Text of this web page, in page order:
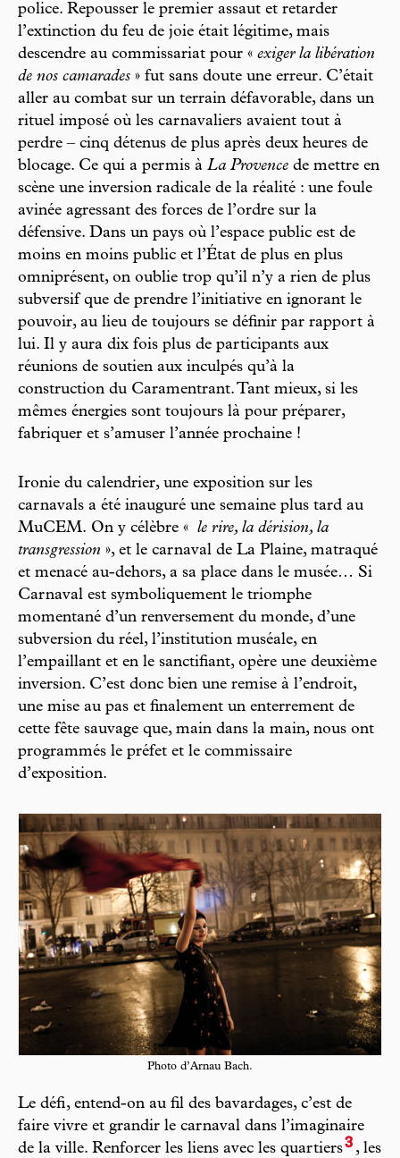
police. Repousser le premier assaut et retarder
l’extinction du feu de joie était légitime, mais
descendre au commissariat pour « exiger la libération
de nos camarades » fut sans doute une erreur. C’était
aller au combat sur un terrain défavorable, dans un
rituel imposé où les carnavaliers avaient tout à
perdre – cinq détenus de plus après deux heures de
blocage. Ce qui a permis à La Provence de mettre en
scène une inversion radicale de la réalité : une foule
avinée agressant des forces de l’ordre sur la
défensive. Dans un pays où l’espace public est de
moins en moins public et l’État de plus en plus
omniprésent, on oublie trop qu’il n’y a rien de plus
subversif que de prendre l’initiative en ignorant le
pouvoir, au lieu de toujours se définir par rapport à
lui. Il y aura dix fois plus de participants aux
réunions de soutien aux inculpés qu’à la
construction du Caramentrant. Tant mieux, si les
mêmes énergies sont toujours là pour préparer,
fabriquer et s’amuser l’année prochaine !
Ironie du calendrier, une exposition sur les
carnavals a été inauguré une semaine plus tard au
MuCEM. On y célèbre « le rire, la dérision, la
transgression », et le carnaval de La Plaine, matraqué
et menacé au-dehors, a sa place dans le musée… Si
Carnaval est symboliquement le triomphe
momentané d’un renversement du monde, d’une
subversion du réel, l’institution muséale, en
l’empaillant et en le sanctifiant, opère une deuxième
inversion. C’est donc bien une remise à l’endroit,
une mise au pas et finalement un enterrement de
cette fête sauvage que, main dans la main, nous ont
programmés le préfet et le commissaire
d’exposition.
Photo d’Arnau Bach.
Le défi, entend-on au fil des bavardages, c’est de
faire vivre et grandir le carnaval dans l’imaginaire
de la ville. Renforcer les liens avec les quartiers3 , les